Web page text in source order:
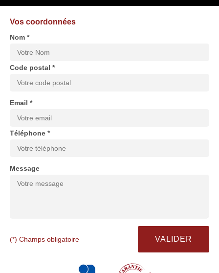
Vos coordonnées
Nom *
Code postal *
Email *
Téléphone *
Message
(*) Champs obligatoire